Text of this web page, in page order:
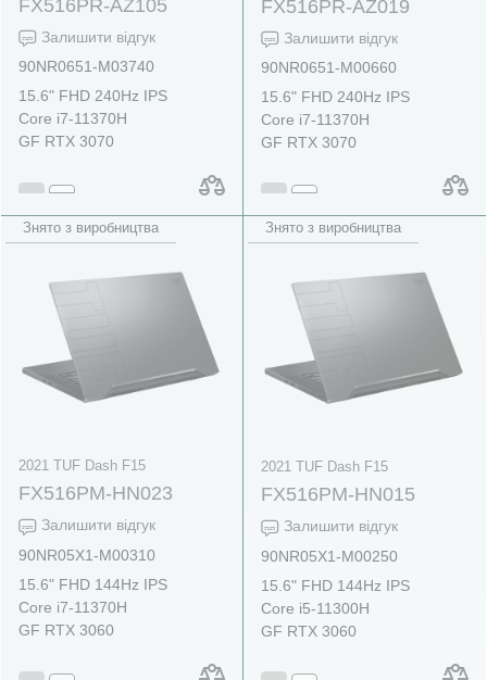
FX516PR-AZ105
Залишити відгук
90NR0651-M03740
15.6" FHD 240Hz IPS
Core i7-11370H
GF RTX 3070
FX516PR-AZ019
Залишити відгук
90NR0651-M00660
15.6" FHD 240Hz IPS
Core i7-11370H
GF RTX 3070
Знято з виробництва
2021 TUF Dash F15
FX516PM-HN023
Залишити відгук
90NR05X1-M00310
15.6" FHD 144Hz IPS
Core i7-11370H
GF RTX 3060
Знято з виробництва
2021 TUF Dash F15
FX516PM-HN015
Залишити відгук
90NR05X1-M00250
15.6" FHD 144Hz IPS
Core i5-11300H
GF RTX 3060